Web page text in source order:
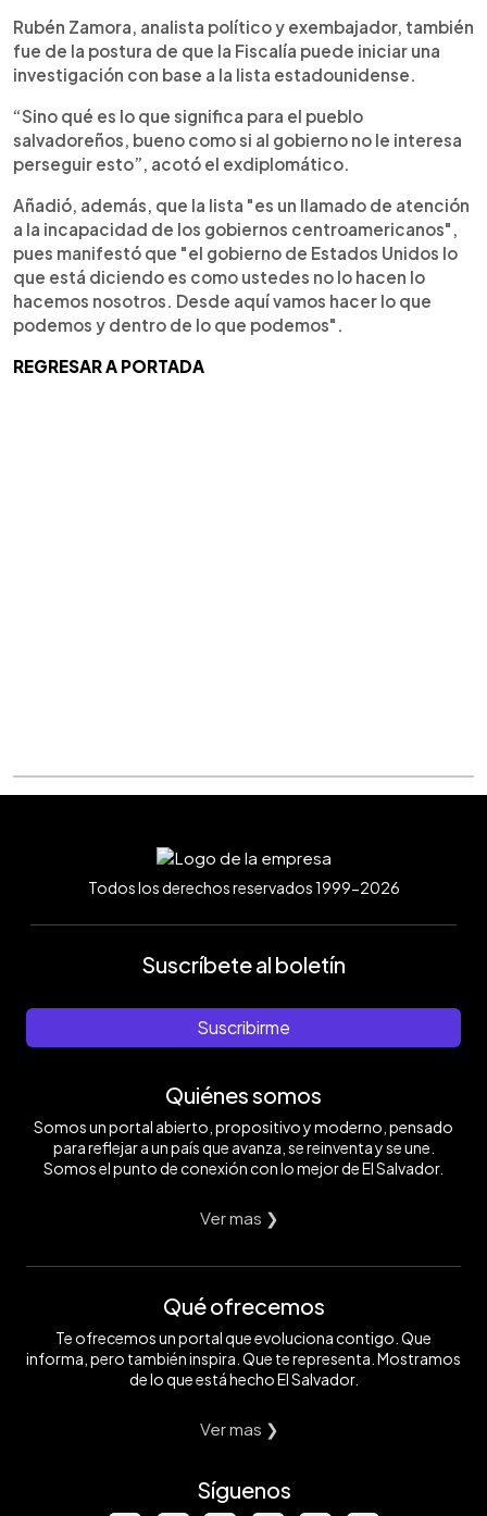
Rubén Zamora, analista político y exembajador, también
fue de la postura de que la Fiscalía puede iniciar una
investigación con base a la lista estadounidense.
“Sino qué es lo que significa para el pueblo
salvadoreños, bueno como si al gobierno no le interesa
perseguir esto”, acotó el exdiplomático.
Añadió, además, que la lista "es un llamado de atención
a la incapacidad de los gobiernos centroamericanos",
pues manifestó que "el gobierno de Estados Unidos lo
que está diciendo es como ustedes no lo hacen lo
hacemos nosotros. Desde aquí vamos hacer lo que
podemos y dentro de lo que podemos".
REGRESAR A PORTADA
Todos los derechos reservados 1999-2026
Suscríbete al boletín
Suscribirme
Quiénes somos
Somos un portal abierto, propositivo y moderno, pensado
para reflejar a un país que avanza, se reinventa y se une.
Somos el punto de conexión con lo mejor de El Salvador.
Ver mas ❯
Qué ofrecemos
Te ofrecemos un portal que evoluciona contigo. Que
informa, pero también inspira. Que te representa. Mostramos
de lo que está hecho El Salvador.
Ver mas ❯
Síguenos